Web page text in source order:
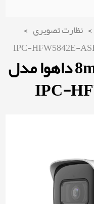
> نظارت تصویری >
IPC-HFW5842E-
دوربین مداربسته 8mp داهوا مدل
IPC-